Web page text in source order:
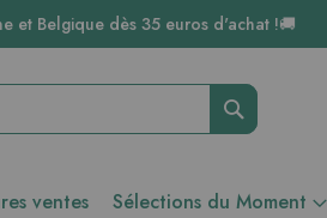
et Belgique dès 35 euros d'achat !🚚
Rechercher
ventes Sélections du Moment